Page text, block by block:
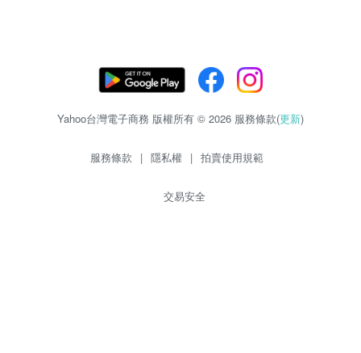
Yahoo台灣電子商務 版權所有 © 2026 服務條款(更新)
服務條款 | 隱私權 | 拍賣使用規範
交易安全